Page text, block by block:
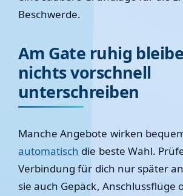
Beschwerde.
Am Gate ruhig
nichts vorschnell
unterschreiben
Manche Angebote wirken
automatisch die beste Wahl.
Verbindung für dich nur später
sie auch Gepäck, Anschlussflüge